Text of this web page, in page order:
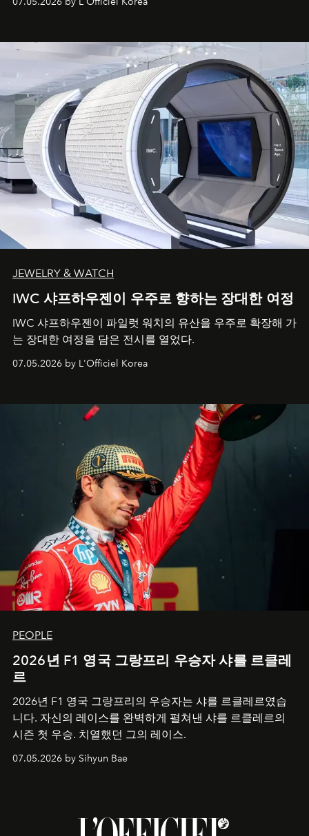
JEWELRY & WATCH
IWC 샤프하우젠이 우주로 향하는 장대한 여정
IWC 샤프하우젠이 파일럿 워치의 유산을 우주로 확장해 가
는 장대한 여정을 담은 전시를 열었다.
07.05.2026 by L'Officiel Korea
PEOPLE
2026년 F1 영국 그랑프리 우승자 샤를 르클레
르
2026년 F1 영국 그랑프리의 우승자는 샤를 르클레르였습
니다. 자신의 레이스를 완벽하게 펼쳐낸 샤를 르클레르의
시즌 첫 우승. 치열했던 그의 레이스.
07.05.2026 by Sihyun Bae